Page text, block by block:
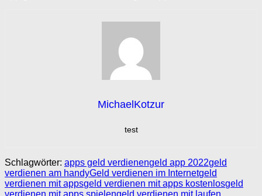
MichaelKotzur
test
Schlagwörter: apps geld verdienengeld app 2022geld
verdienen am handyGeld verdienen im Internetgeld
verdienen mit appsgeld verdienen mit apps kostenlosgeld
verdienen mit apps spielengeld verdienen mit laufen